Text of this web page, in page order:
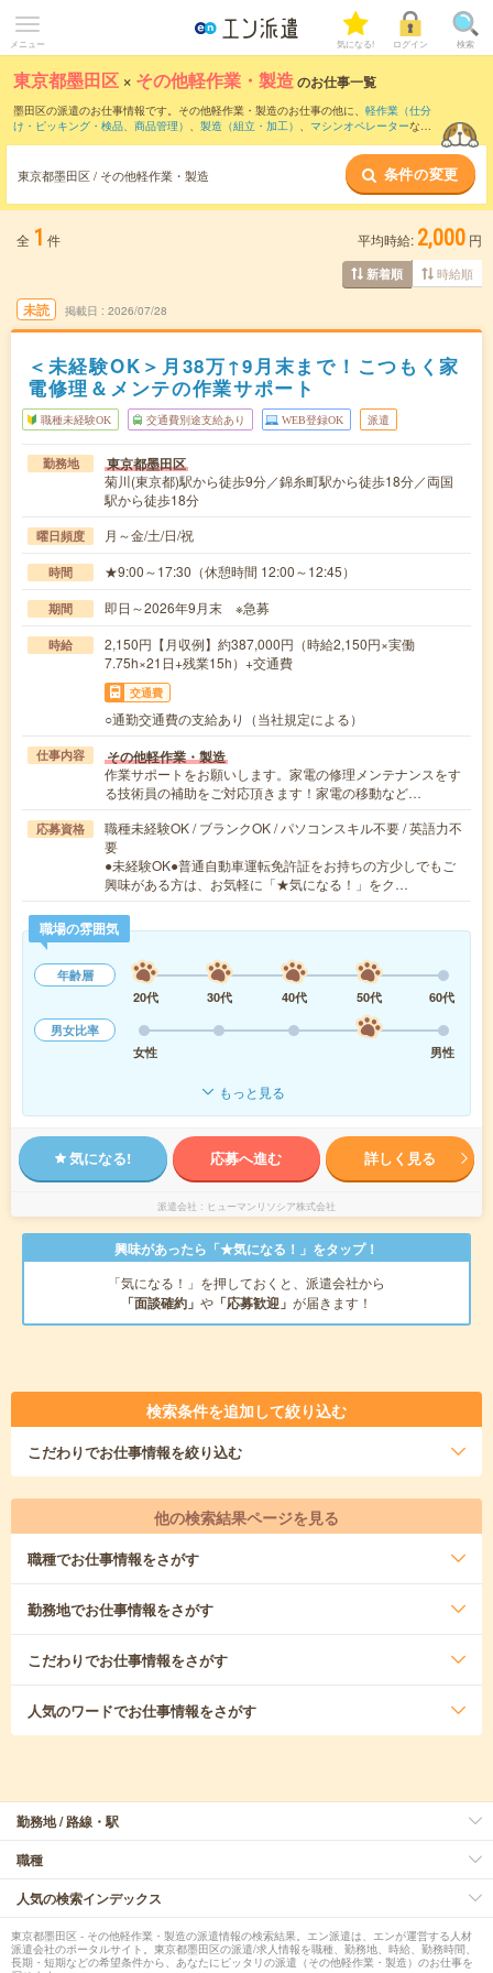
メニュー 気になる! ログイン 検索
東京都墨田区 × その他軽作業・製造のお仕事一覧
墨田区の派遣のお仕事情報です。その他軽作業・製造のお仕事の他に、 軽作業（仕分
け・ピッキング・検品、商品管理） 、 製造（組立・加工） 、 マシンオペレーターなど
東京都墨田区 / その他軽作業・製造 条件の変更
全 1 件 平均時給: 2,000 円
新着順 時給順
未読 掲載日 2026/07/28
＜未経験OK＞月38万↑9月末まで！こつもく家
電修理＆メンテの作業サポート
職種未経験OK 交通費別途支給あり WEB登録OK 派遣
勤務地 東京都墨田区
菊川(東京都)駅から徒歩9分／錦糸町駅から徒歩18分／両国
駅から徒歩18分
曜日頻度 月～金/土/日/祝
時間 ★9:00～17:30（休憩時間 12:00～12:45）
期間 即日～2026年9月末 ※急募
時給
2,150円【月収例】約387,000円（時給2,150円×実働
7.75h×21日+残業15h）+交通費
交通費
○通勤交通費の支給あり（当社規定による）
仕事内容 その他軽作業・製造
作業サポートをお願いします。家電の修理メンテナンスをす
る技術員の補助をご対応頂きます！家電の移動など…
応募資格
職種未経験OK / ブランクOK / パソコンスキル不要 / 英語力不
要
●未経験OK●普通自動車運転免許証をお持ちの方少しでもご
興味がある方は、お気軽に「★気になる！」をク…
職場の雰囲気
年齢層
20代
30代 40代 50代
60代
男女比率
女性
男性
もっと見る
気になる! 応募へ進む 詳しく見る
派遣会社 ヒューマンリソシア株式会社
興味があったら「★気になる！」をタップ！
「気になる！」を押しておくと、派遣会社から
「面談確約」 や 「応募歓迎」 が届きます！
検索条件を追加して絞り込む
こだわりでお仕事情報を絞り込む
他の検索結果ページを見る
職種でお仕事情報をさがす
勤務地でお仕事情報をさがす
こだわりでお仕事情報をさがす
人気のワードでお仕事情報をさがす
勤務地 / 路線・駅
職種
人気の検索インデックス
東京都墨田区 - その他軽作業・製造の派遣情報の検索結果。エン派遣は、エンが運営する人材
派遣会社のポータルサイト。東京都墨田区の派遣/求人情報を職種、勤務地、時給、勤務時間、
長期・短期などの希望条件から、あなたにピッタリの派遣（その他軽作業・製造）のお仕事を